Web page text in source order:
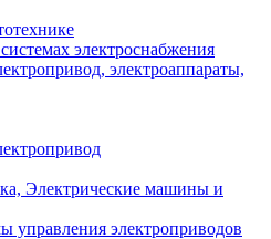
электроснабжения
электроаппараты,
Электрические машины и
управления электроприводов